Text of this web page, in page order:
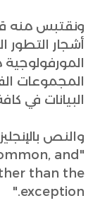
ونقتبس منه
أشجار التطور
المورفولوجية
المجموعات
البيانات في
والنص
and
than the
exception."